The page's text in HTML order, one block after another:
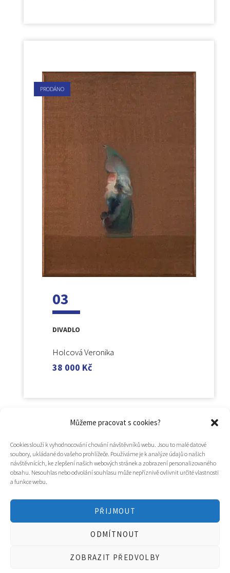
Můžeme pracovat s cookies?
Cookies slouží k vyhodnocování chování návštěvníků webu. Jsou to malé datové
soubory, ukládané do vašeho prohlížeče. Používáme je k analýze údajů o našich
návštěvnících, ke zlepšení našich webových stránek a zobrazení personalizovaného
obsahu. Nesouhlas nebo odvolání souhlasu může nepříznivě ovlivnit určité vlastnosti
a funkce webu.
PŘIJMOUT
ODMÍTNOUT
ZOBRAZIT PŘEDVOLBY
PRODÁNO
03
DIVADLO
Holcová Veronika
38 000 Kč
Tvorba webu a design WOOP.design/